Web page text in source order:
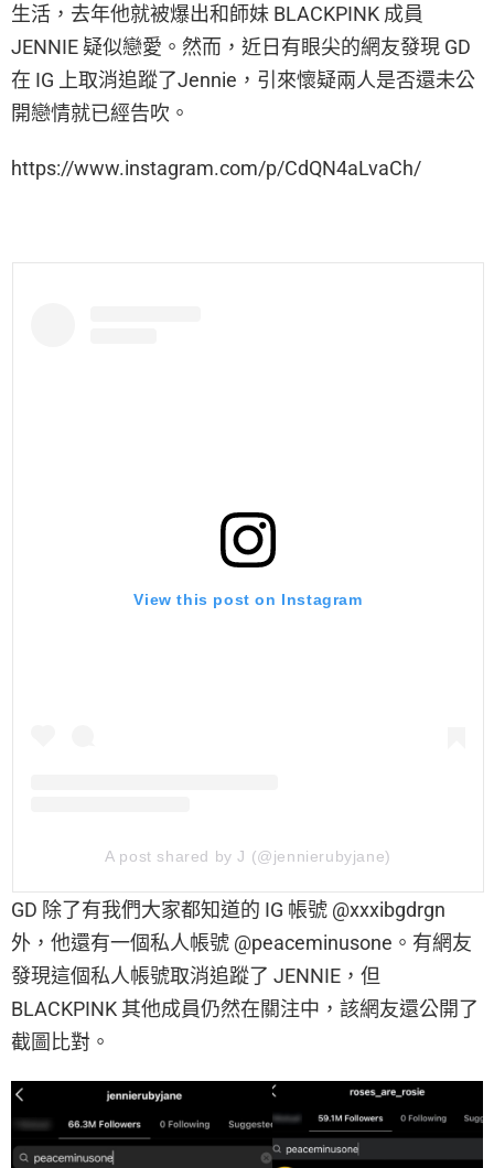
生活，去年他就被爆出和師妹 BLACKPINK 成員
JENNIE 疑似戀愛。然而，近日有眼尖的網友發現 GD
在 IG 上取消追蹤了Jennie，引來懷疑兩人是否還未公
開戀情就已經告吹。
https://www.instagram.com/p/CdQN4aLvaCh/
View this post on Instagram
A post shared by J (@jennierubyjane)
GD 除了有我們大家都知道的 IG 帳號 @xxxibgdrgn
外，他還有一個私人帳號 @peaceminusone。有網友
發現這個私人帳號取消追蹤了 JENNIE，但
BLACKPINK 其他成員仍然在關注中，該網友還公開了
截圖比對。